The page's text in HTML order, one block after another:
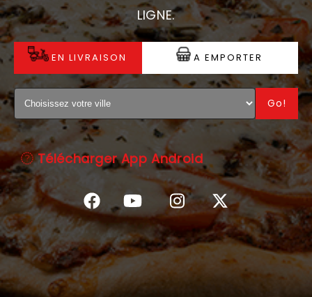
C.G.V
LIGNE.
EN LIVRAISON A EMPORTER
Go!
Télécharger App Android